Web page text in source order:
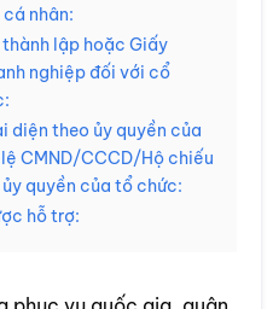
nhân:
lập hoặc Giấy
nghiệp đối với cổ
diện theo ủy quyền của
CMND/CCCD/Hộ chiếu
quyền của tổ chức:
hỗ trợ: